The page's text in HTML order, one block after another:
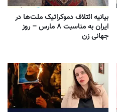
بیانیه ائتلاف دموکراتیک ملت‌ها در
ایران به مناسبت ۸ مارس – روز
جهانی زن